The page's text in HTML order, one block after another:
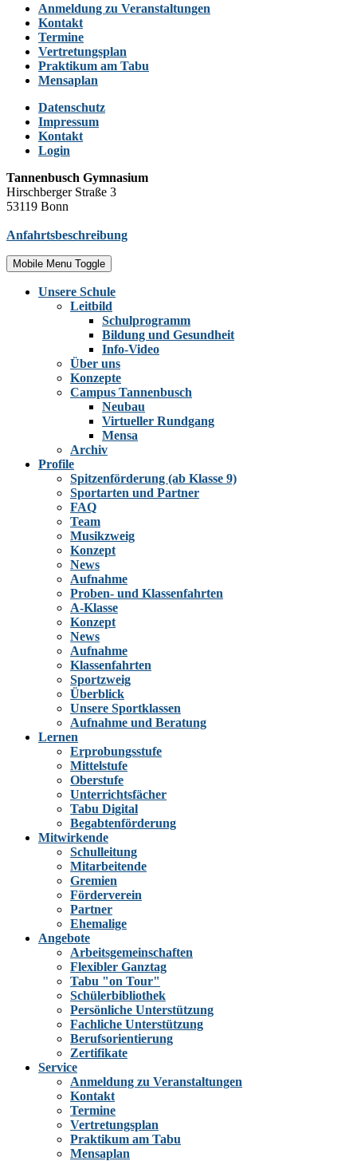
Anmeldung zu Veranstaltungen
Kontakt
Termine
Vertretungsplan
Praktikum am Tabu
Mensaplan
Datenschutz
Impressum
Kontakt
Login
Tannenbusch Gymnasium
Hirschberger Straße 3
53119 Bonn
Anfahrtsbeschreibung
Mobile Menu Toggle
Unsere Schule
Leitbild
Schulprogramm
Bildung und Gesundheit
Info-Video
Über uns
Konzepte
Campus Tannenbusch
Neubau
Virtueller Rundgang
Mensa
Archiv
Profile
Spitzenförderung (ab Klasse 9)
Sportarten und Partner
FAQ
Team
Musikzweig
Konzept
News
Aufnahme
Proben- und Klassenfahrten
A-Klasse
Konzept
News
Aufnahme
Klassenfahrten
Sportzweig
Überblick
Unsere Sportklassen
Aufnahme und Beratung
Lernen
Erprobungsstufe
Mittelstufe
Oberstufe
Unterrichtsfächer
Tabu Digital
Begabtenförderung
Mitwirkende
Schulleitung
Mitarbeitende
Gremien
Förderverein
Partner
Ehemalige
Angebote
Arbeitsgemeinschaften
Flexibler Ganztag
Tabu "on Tour"
Schülerbibliothek
Persönliche Unterstützung
Fachliche Unterstützung
Berufsorientierung
Zertifikate
Service
Anmeldung zu Veranstaltungen
Kontakt
Termine
Vertretungsplan
Praktikum am Tabu
Mensaplan